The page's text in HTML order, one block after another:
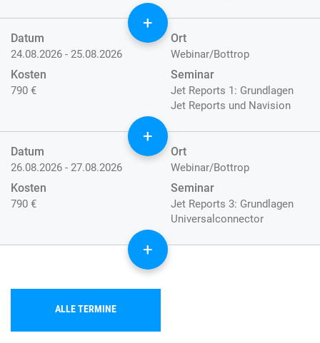
+
Datum
24.08.2026 - 25.08.2026
Ort
Webinar/Bottrop
Kosten
790 €
Seminar
Jet Reports 1: Grundlagen
Jet Reports und Navision
+
Datum
26.08.2026 - 27.08.2026
Ort
Webinar/Bottrop
Kosten
790 €
Seminar
Jet Reports 3: Grundlagen
Universalconnector
+
ALLE TERMINE